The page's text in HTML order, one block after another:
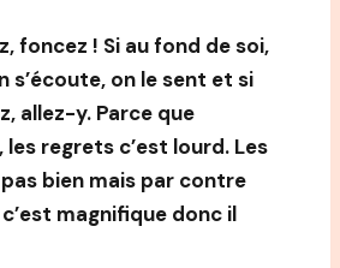
foncez ! Si au fond de soi,
s’écoute, on le sent et si
allez-y. Parce que
regrets c’est lourd. Les
bien mais par contre
magnifique donc il